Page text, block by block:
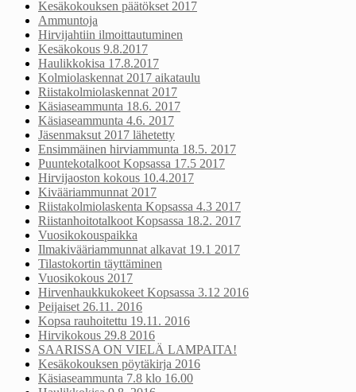
Kesäkokouksen päätökset 2017
Ammuntoja
Hirvijahtiin ilmoittautuminen
Kesäkokous 9.8.2017
Haulikkokisa 17.8.2017
Kolmiolaskennat 2017 aikataulu
Riistakolmiolaskennat 2017
Käsiaseammunta 18.6. 2017
Käsiaseammunta 4.6. 2017
Jäsenmaksut 2017 lähetetty
Ensimmäinen hirviammunta 18.5. 2017
Puuntekotalkoot Kopsassa 17.5 2017
Hirvijaoston kokous 10.4.2017
Kivääriammunnat 2017
Riistakolmiolaskenta Kopsassa 4.3 2017
Riistanhoitotalkoot Kopsassa 18.2. 2017
Vuosikokouspaikka
Ilmakivääriammunnat alkavat 19.1 2017
Tilastokortin täyttäminen
Vuosikokous 2017
Hirvenhaukkukokeet Kopsassa 3.12 2016
Peijaiset 26.11. 2016
Kopsa rauhoitettu 19.11. 2016
Hirvikokous 29.8 2016
SAARISSA ON VIELÄ LAMPAITA!
Kesäkokouksen pöytäkirja 2016
Käsiaseammunta 7.8 klo 16.00